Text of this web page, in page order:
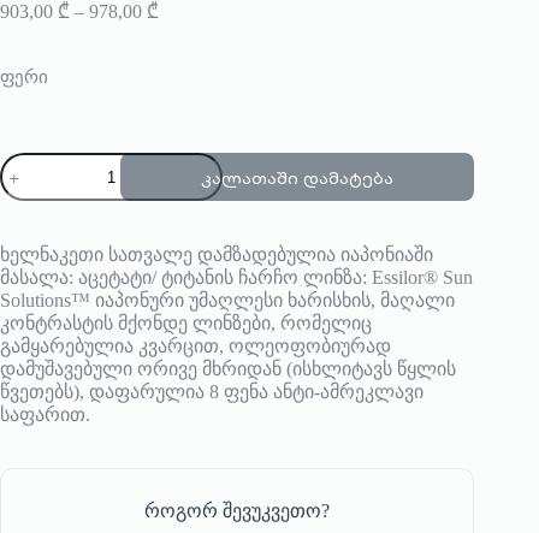
903,00 ₾ – 978,00 ₾
ფერი
რაოდენობა:
Sunglasses
Philippe
კალათაში დამატება
ხელნაკეთი სათვალე დამზადებულია იაპონიაში
მასალა: აცეტატი/ ტიტანის ჩარჩო ლინზა: Essilor® Sun
Solutions™ იაპონური უმაღლესი ხარისხის, მაღალი
კონტრასტის მქონდე ლინზები, რომელიც
გამყარებულია კვარცით, ოლეოფობიურად
დამუშავებული ორივე მხრიდან (ისხლიტავს წყლის
წვეთებს), დაფარულია 8 ფენა ანტი-ამრეკლავი
საფარით.
როგორ შევუკვეთო?